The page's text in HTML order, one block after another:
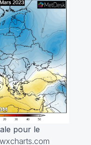
pour le